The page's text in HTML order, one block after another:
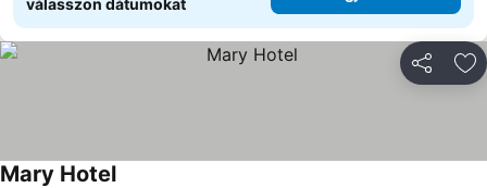
válasszon dátumokat
Mary Hotel